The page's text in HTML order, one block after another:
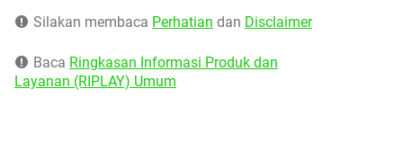
Silakan membaca Perhatian dan Disclaimer
Baca Ringkasan Informasi Produk dan
Layanan (RIPLAY) Umum